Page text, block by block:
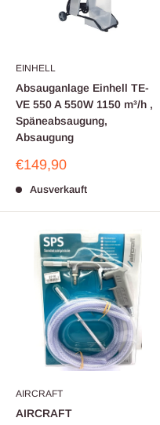
EINHELL
Absauganlage Einhell TE-
VE 550 A 550W 1150 m³/h ,
Späneabsaugung,
Absaugung
Sonderpreis
€149,90
Ausverkauft
AIRCRAFT
AIRCRAFT